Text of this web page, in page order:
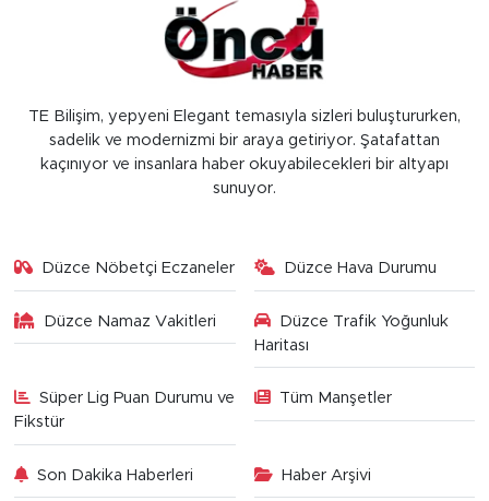
TE Bilişim, yepyeni Elegant temasıyla sizleri buluştururken,
sadelik ve modernizmi bir araya getiriyor. Şatafattan
kaçınıyor ve insanlara haber okuyabilecekleri bir altyapı
sunuyor.
Düzce Nöbetçi Eczaneler Düzce Hava Durumu
Düzce Namaz Vakitleri
Düzce Trafik Yoğunluk
Haritası
Süper Lig Puan Durumu ve
Fikstür
Tüm Manşetler
Son Dakika Haberleri Haber Arşivi